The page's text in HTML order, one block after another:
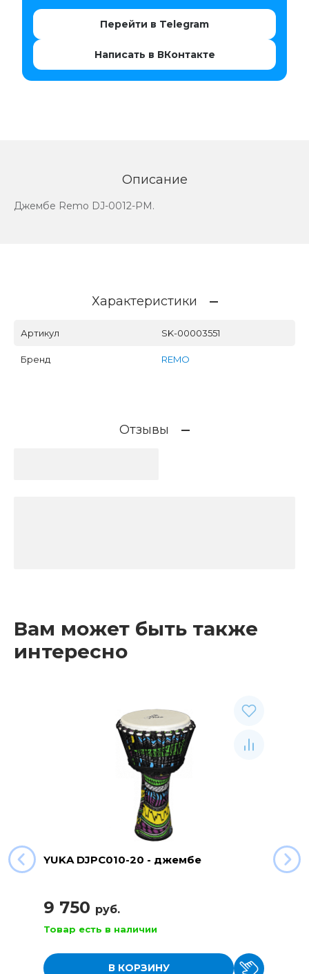
Перейти в Telegram
Написать в ВКонтакте
Описание
Джембе Remo DJ-0012-PM.
Характеристики
Артикул SK-00003551
Бренд REMO
Отзывы
Вам может быть также
интересно
YUKA DJPC010-20 - джембе
9 750 руб.
Товар есть в наличии
В КОРЗИНУ